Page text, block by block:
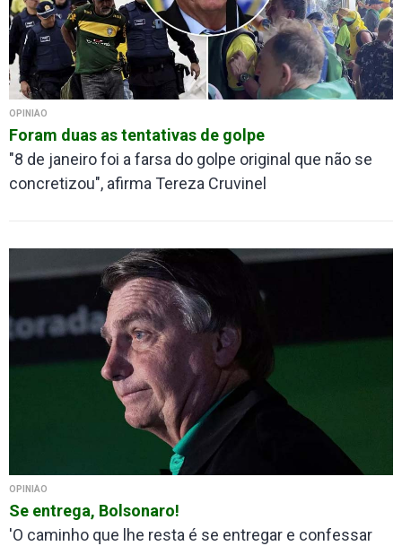
OPINIÃO
Foram duas as tentativas de golpe
"8 de janeiro foi a farsa do golpe original que não se
concretizou", afirma Tereza Cruvinel
OPINIÃO
Se entrega, Bolsonaro!
'O caminho que lhe resta é se entregar e confessar